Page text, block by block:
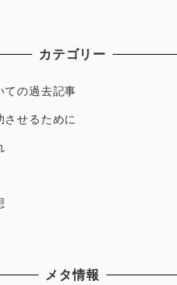
カテゴリー
ての過去記事
せるために
メタ情報